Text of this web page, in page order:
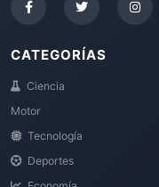
CATEGORÍAS
Ciencia
Motor
Tecnología
Deportes